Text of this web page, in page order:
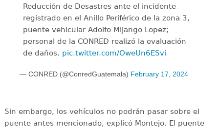
Reducción de Desastres ante el incidente
registrado en el Anillo Periférico de la zona 3,
puente vehicular Adolfo Mijango Lopez;
personal de la CONRED realizó la evaluación
de daños. pic.twitter.com/OweUn6ESvi
— CONRED (@ConredGuatemala) February 17, 2024
Sin embargo, los vehículos no podrán pasar sobre el
puente antes mencionado, explicó Montejo. El puente